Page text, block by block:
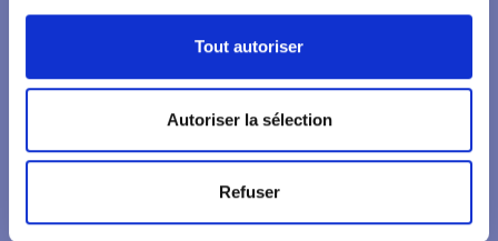
Tout autoriser
Autoriser la sélection
Refuser